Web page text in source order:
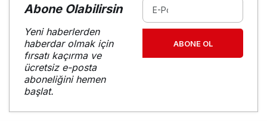
Abone Olabilirsin
Yeni haberlerden
haberdar olmak için
fırsatı kaçırma ve
ücretsiz e-posta
aboneliğini hemen
başlat.
ABONE OL